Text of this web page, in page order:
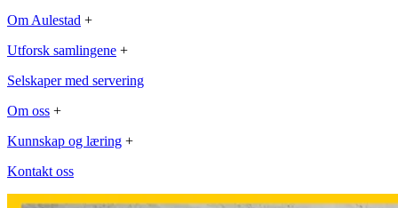
Om Aulestad +
Utforsk samlingene +
Selskaper med servering
Om oss +
Kunnskap og læring +
Kontakt oss